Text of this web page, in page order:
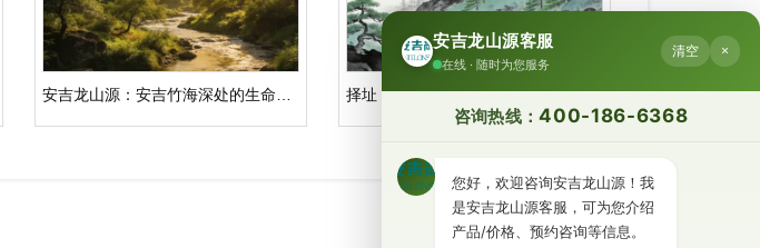
择址：安吉龙山源，长三角生态安葬的绿色样本｜上海郊区公墓
安吉龙山源客服
在线 · 随时为您服务
清空 ×
咨询热线：400-186-6368
您好，欢迎咨询安吉龙山源！我
是安吉龙山源客服，可为您介绍
产品/价格、预约咨询等信息。